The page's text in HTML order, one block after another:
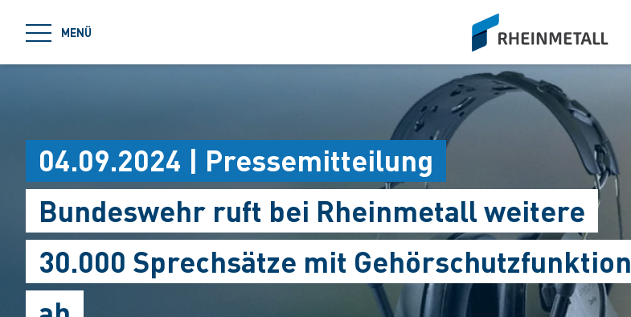
MENÜ
siteLogo
04.09.2024 | Pressemitteilung
Bundeswehr ruft bei Rheinmetall weitere
30.000 Sprechsätze mit Gehörschutzfunktion